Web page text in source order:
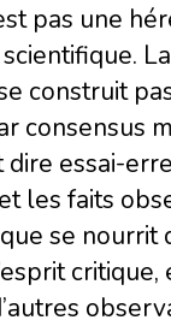
pas une
construit
consensus
essai-
les faits
se nourrit